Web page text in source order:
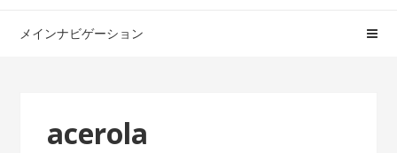
ス
ッ
メインナビゲーション
acerola